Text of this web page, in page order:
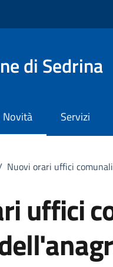
di Sedrina
Novità Servizi
Nuovi orari uffici
uffici